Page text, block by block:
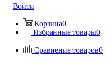
Войти
Корзина0
Избранные товары0
Сравнение товаров0